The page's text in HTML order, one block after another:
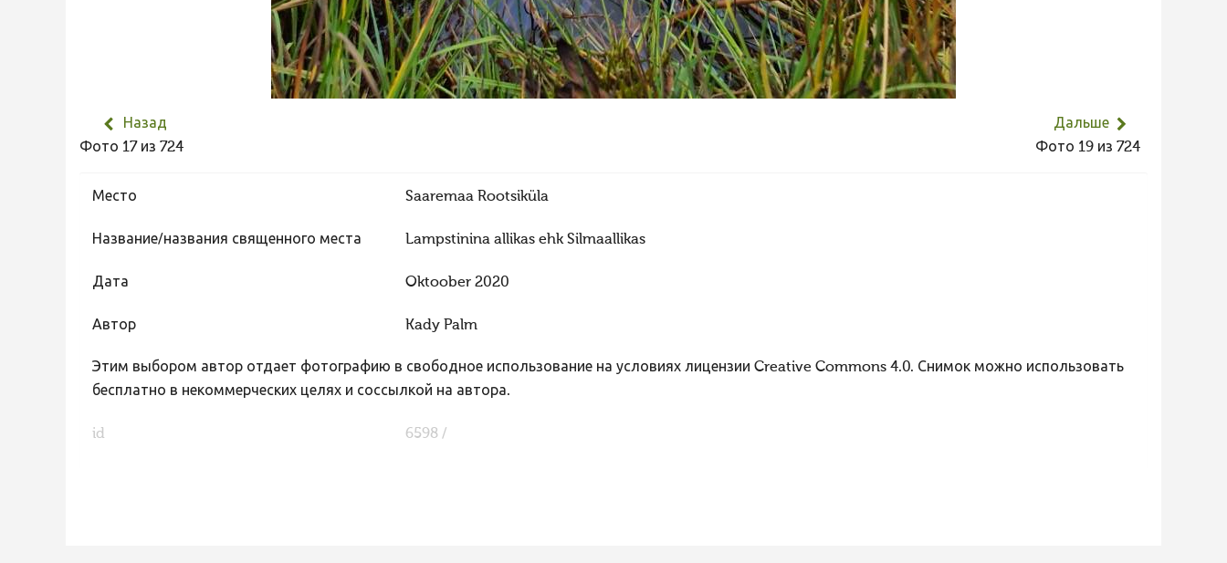
Назад
Фото 17 из 724
Дальше
Фото 19 из 724
Место Saaremaa Rootsiküla
Название/названия священного места Lampstinina allikas ehk Silmaallikas
Дата Oktoober 2020
Автор Kady Palm
Этим выбором автор отдает фотографию в свободное использование на условиях лицензии Creative Commons 4.0. Снимок можно использовать
бесплатно в некоммерческих целях и соссылкой на автора.
id 6598 /